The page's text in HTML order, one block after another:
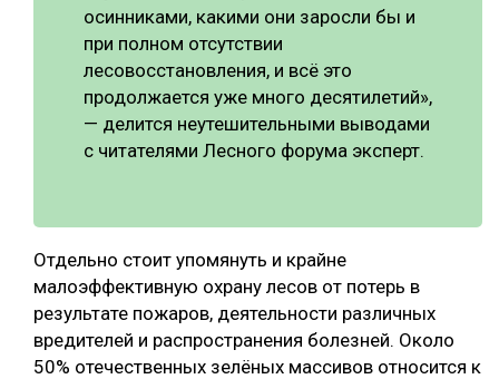
осинниками, какими они заросли бы и
при полном отсутствии
лесовосстановления, и всё это
продолжается уже много десятилетий»,
— делится неутешительными выводами
с читателями Лесного форума эксперт.
Отдельно стоит упомянуть и крайне
малоэффективную охрану лесов от потерь в
результате пожаров, деятельности различных
вредителей и распространения болезней. Около
50% отечественных зелёных массивов относится к